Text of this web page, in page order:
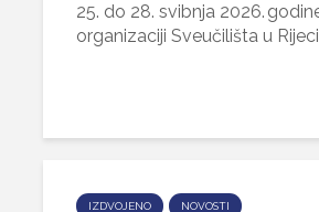
25. do 28. svibnja 2026.
organizaciji Sveučilišta u
IZDVOJENO NOVOSTI